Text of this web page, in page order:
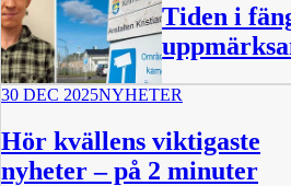
Tiden i
30 DEC 2025NYHETER
Hör kvällens viktigaste
nyheter – på 2 minuter